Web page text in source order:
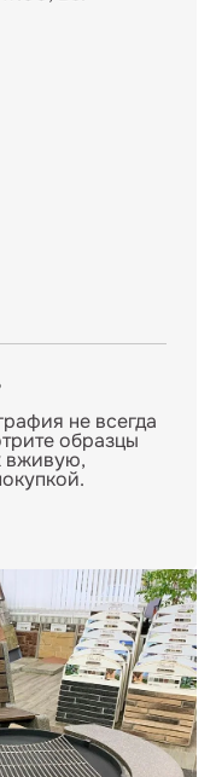
не всегда
образцы
вживую,